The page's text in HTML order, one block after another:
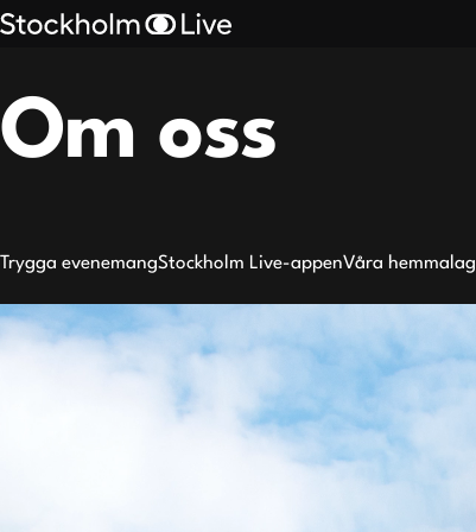
Search
Om oss
Trygga evenemangStockholm Live-appenVåra hemmalag